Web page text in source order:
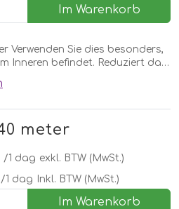
Im Warenkorb
Verwenden Sie dies besonders,
Inneren befindet. Reduziert das
meter
/1 dag exkl. BTW (MwSt.)
/1 dag Inkl. BTW (MwSt.)
Im Warenkorb